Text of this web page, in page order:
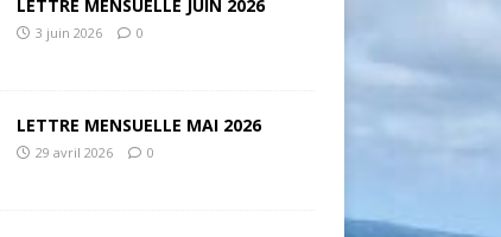
LETTRE MENSUELLE JUIN 2026
3 juin 2026 0
LETTRE MENSUELLE MAI 2026
29 avril 2026 0